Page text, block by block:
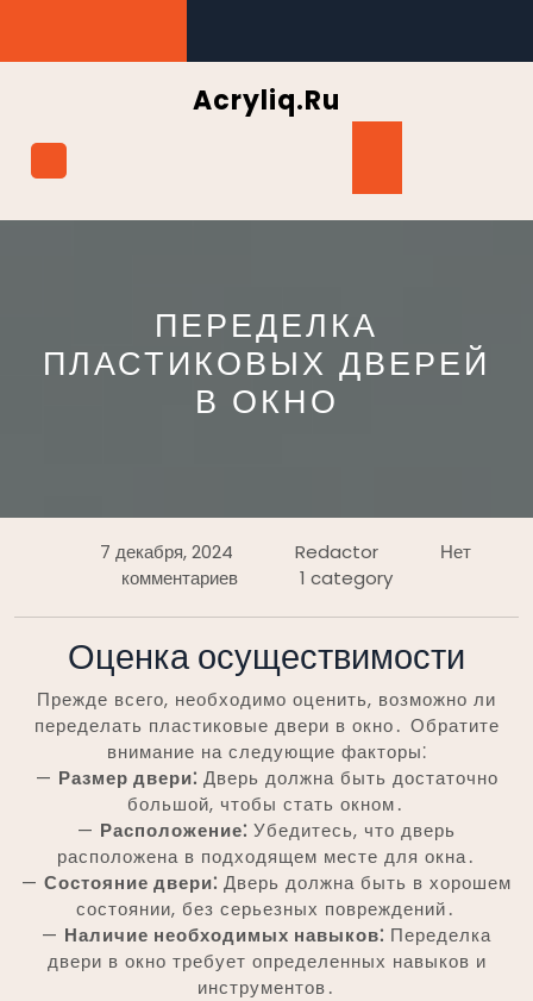
содержимому
Acryliq.ru
ПЕРЕДЕЛКА
ПЛАСТИКОВЫХ ДВЕРЕЙ
В ОКНО
7 декабря, 2024 Redactor
Нет
комментариев
1 category
Оценка осуществимости
Прежде всего, необходимо оценить, возможно ли
переделать пластиковые двери в окно․ Обратите
внимание на следующие факторы⁚
— Размер двери⁚ Дверь должна быть достаточно
большой, чтобы стать окном․
— Расположение⁚ Убедитесь, что дверь
расположена в подходящем месте для окна․
— Состояние двери⁚ Дверь должна быть в хорошем
состоянии, без серьезных повреждений․
— Наличие необходимых навыков⁚ Переделка
двери в окно требует определенных навыков и
инструментов․